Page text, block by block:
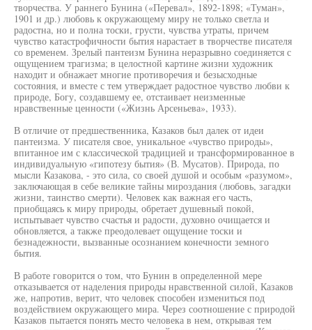
творчества. У раннего Бунина («Перевал», 1892-1898; «Туман»,
1901 и др.) любовь к окружающему миру не только светла и
радостна, но и полна тоски, грусти, чувства утраты, причем
чувство катастрофичности бытия нарастает в творчестве писателя
со временем. Зрелый пантеизм Бунина неразрывно соединяется с
ощущением трагизма; в целостной картине жизни художник
находит и обнажает многие противоречия и безысходные
состояния, и вместе с тем утверждает радостное чувство любви к
природе, Богу, создавшему ее, отстаивает неизменные
нравственные ценности («Жизнь Арсеньева», 1933).
В отличие от предшественника, Казаков был далек от идеи
пантеизма. У писателя свое, уникальное «чувство природы»,
впитанное им с классической традицией и трансформированное в
индивидуальную «гипотезу бытия» (В. Мусатов). Природа, по
мысли Казакова, - это сила, со своей душой и особым «разумом»,
заключающая в себе великие тайны мироздания (любовь, загадки
жизни, таинство смерти). Человек как важная его часть,
приобщаясь к миру природы, обретает душевный покой,
испытывает чувство счастья и радости, духовно очищается и
обновляется, а также преодолевает ощущение тоски и
безнадежности, вызванные осознанием конечности земного
бытия.
В работе говорится о том, что Бунин в определенной мере
отказывается от наделения природы нравственной силой, Казаков
же, напротив, верит, что человек способен измениться под
воздействием окружающего мира. Через соотношение с природой
Казаков пытается понять место человека в нем, открывая тем